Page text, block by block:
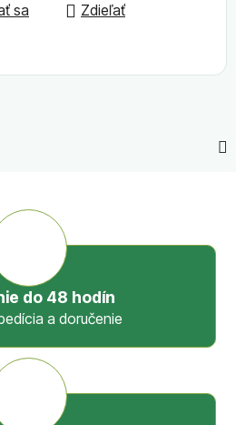
sa Zdieľať
do 48 hodín
a doručenie